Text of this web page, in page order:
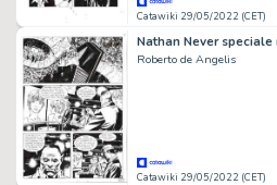
Catawiki 29/05/2022 (CET)
Roberto de Angelis
Catawiki 29/05/2022 (CET)